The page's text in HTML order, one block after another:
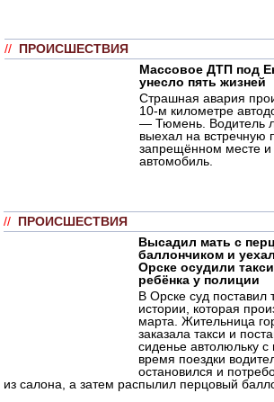
// ПРОИСШЕСТВИЯ
Массовое ДТП под
унесло пять жизней
Страшная авария
10-м километре
— Тюмень. Водитель
выехал на встречную
запрещённом месте и
автомобиль.
// ПРОИСШЕСТВИЯ
Высадил мать с
баллончиком и
Орске осудили
ребёнка у полиции
В Орске суд поставил
истории, которая
марта. Жительница
заказала такси и
сиденье автолюльку
время поездки
остановился и
из салона, а затем распылил перцовый